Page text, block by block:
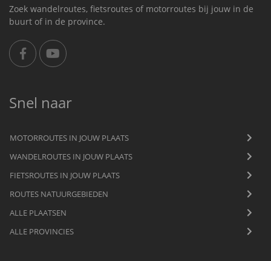
Zoek wandelroutes, fietsroutes of motorroutes bij jouw in de
buurt of in de province.
Snel naar
MOTORROUTES IN JOUW PLAATS
WANDELROUTES IN JOUW PLAATS
FIETSROUTES IN JOUW PLAATS
ROUTES NATUURGEBIEDEN
ALLE PLAATSEN
ALLE PROVINCIES